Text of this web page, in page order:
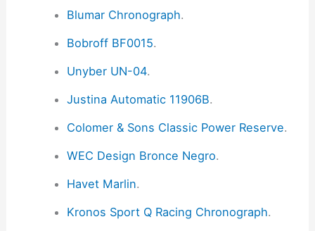
Blumar Chronograph.
Bobroff BF0015.
Unyber UN-04.
Justina Automatic 11906B.
Colomer & Sons Classic Power Reserve.
WEC Design Bronce Negro.
Havet Marlin.
Kronos Sport Q Racing Chronograph.